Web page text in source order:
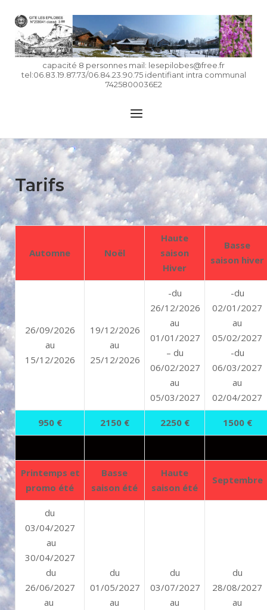
content
Home
capacité 8 personnes mail: lesepilobes@free.fr
tel:06.83.19.87.73/06.84.23.90.75 identifiant intra communal
7425800036E2
Menu
Tarifs
Automne Noël
Haute
saison
Hiver
Basse
saison hiver
26/09/2026
au
15/12/2026
19/12/2026
au
25/12/2026
-du
26/12/2026
au
01/01/2027
– du
06/02/2027
au
05/03/2027
-du
02/01/2027
au
05/02/2027
-du
06/03/2027
au
02/04/2027
950 € 2150 € 2250 € 1500 €
Printemps et
promo été
Basse
saison été
Haute
saison été
Septembre
du
03/04/2027
au
30/04/2027
du
26/06/2027
au
du
01/05/2027
au
du
03/07/2027
au
du
28/08/2027
au